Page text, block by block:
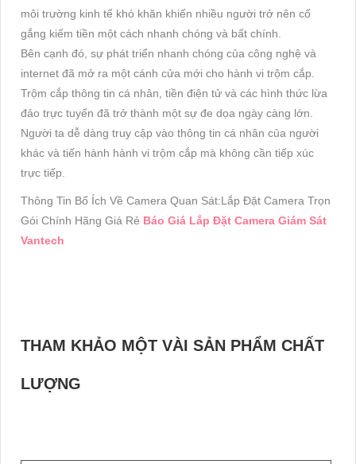
môi trường kinh tế khó khăn khiến nhiều người trở nên cố
gắng kiếm tiền một cách nhanh chóng và bất chính. ️
Bên cạnh đó, sự phát triển nhanh chóng của công nghệ và
internet đã mở ra một cánh cửa mới cho hành vi trộm cắp.
Trộm cắp thông tin cá nhân, tiền điện tử và các hình thức lừa
đảo trực tuyến đã trở thành một sự đe dọa ngày càng lớn.
Người ta dễ dàng truy cập vào thông tin cá nhân của người
khác và tiến hành hành vi trộm cắp mà không cần tiếp xúc
trực tiếp.
Thông Tin Bổ Ích Về Camera Quan Sát:Lắp Đặt Camera Trọn
Gói Chính Hãng Giá Rẻ Báo Giá Lắp Đặt Camera Giám Sát
Vantech
THAM KHẢO MỘT VÀI SẢN PHẨM CHẤT
LƯỢNG